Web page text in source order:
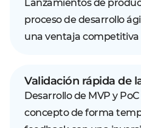
Lanzamientos de
proceso de desarrollo
una ventaja competitiva
Validación rápida de
Desarrollo de MVP y
concepto de forma